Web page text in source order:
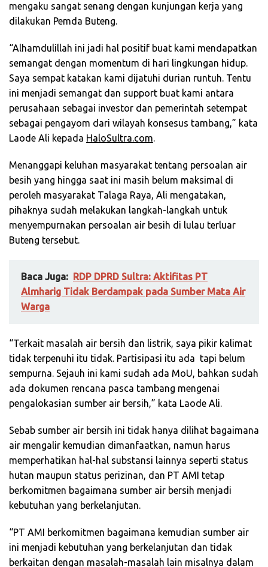
mengaku sangat senang dengan kunjungan kerja yang
dilakukan Pemda Buteng.
“Alhamdulillah ini jadi hal positif buat kami mendapatkan
semangat dengan momentum di hari lingkungan hidup.
Saya sempat katakan kami dijatuhi durian runtuh. Tentu
ini menjadi semangat dan support buat kami antara
perusahaan sebagai investor dan pemerintah setempat
sebagai pengayom dari wilayah konsesus tambang,” kata
Laode Ali kepada HaloSultra.com.
Menanggapi keluhan masyarakat tentang persoalan air
besih yang hingga saat ini masih belum maksimal di
peroleh masyarakat Talaga Raya, Ali mengatakan,
pihaknya sudah melakukan langkah-langkah untuk
menyempurnakan persoalan air besih di lulau terluar
Buteng tersebut.
Baca Juga: RDP DPRD Sultra: Aktifitas PT
Almharig Tidak Berdampak pada Sumber Mata Air
Warga
“Terkait masalah air bersih dan listrik, saya pikir kalimat
tidak terpenuhi itu tidak. Partisipasi itu ada tapi belum
sempurna. Sejauh ini kami sudah ada MoU, bahkan sudah
ada dokumen rencana pasca tambang mengenai
pengalokasian sumber air bersih,” kata Laode Ali.
Sebab sumber air bersih ini tidak hanya dilihat bagaimana
air mengalir kemudian dimanfaatkan, namun harus
memperhatikan hal-hal substansi lainnya seperti status
hutan maupun status perizinan, dan PT AMI tetap
berkomitmen bagaimana sumber air bersih menjadi
kebutuhan yang berkelanjutan.
“PT AMI berkomitmen bagaimana kemudian sumber air
ini menjadi kebutuhan yang berkelanjutan dan tidak
berkaitan dengan masalah-masalah lain misalnya dalam